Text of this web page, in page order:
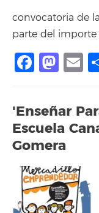
convocatoria de
parte del
'Enseñar
Escuela
Gomera